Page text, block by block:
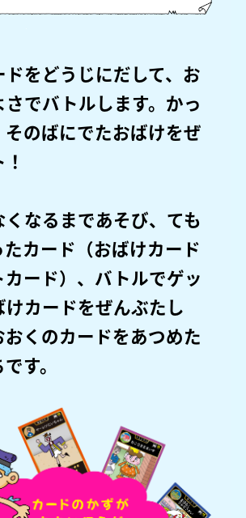
をどうじにだして、お
でバトルします。かっ
そのばにでたおばけをぜ
くなるまであそび、ても
たカード（おばけカード
カード）、バトルでゲッ
けカードをぜんぶたし
くのカードをあつめた
す。